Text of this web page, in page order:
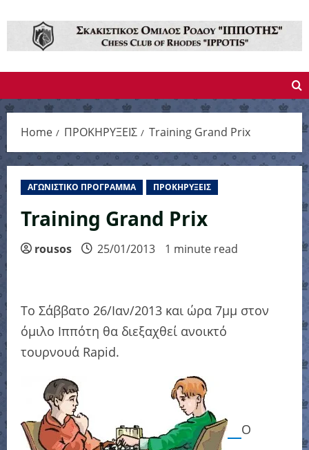
content
Home ΠΡΟΚΗΡΥΞΕΙΣ Training Grand Prix
ΑΓΩΝΙΣΤΙΚΟ ΠΡΟΓΡΑΜΜΑ ΠΡΟΚΗΡΥΞΕΙΣ
Training Grand Prix
rousos 25/01/2013 1 minute read
Το Σάββατο 26/Ιαν/2013 και ώρα 7μμ στον
όμιλο Ιππότη θα διεξαχθεί ανοικτό
τουρνουά Rapid.
Ο